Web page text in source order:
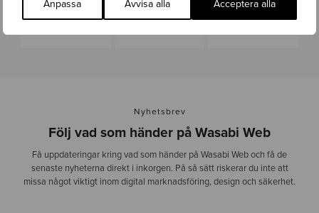
Anpassa Avvisa alla Acceptera alla
Nyhetsbrev
Följ vad som händer på Wasabi Web
Få uppdateringar kring vad som händer på Wasabi Web och få de
senaste nyheterna direkt i inkorgen. På så sätt riskerar du inte att
missa något viktigt inom digital marknadsföring, design och säkerhet.